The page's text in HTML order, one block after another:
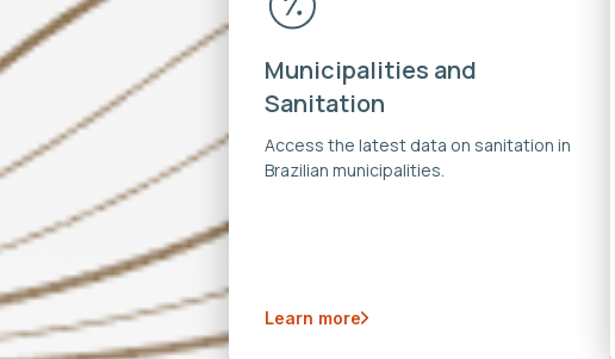
Municipalities and
Sanitation
Access the latest data on sanitation in
Brazilian municipalities.
Learn more